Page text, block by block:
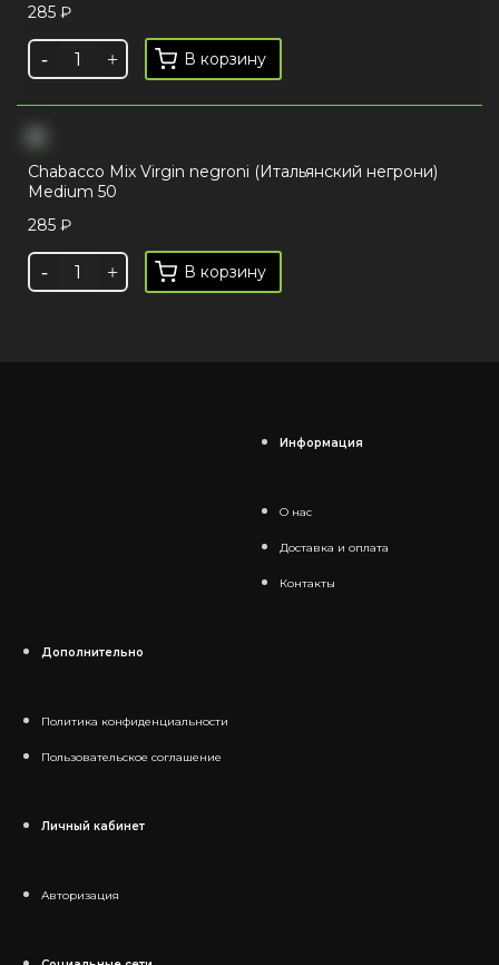
285 ₽
В корзину
Chabacco Mix Virgin negroni (Итальянский негрони)
Medium 50
285 ₽
В корзину
Информация
О нас
Доставка и оплата
Контакты
Дополнительно
Политика конфиденциальности
Пользовательское соглашение
Личный кабинет
Авторизация